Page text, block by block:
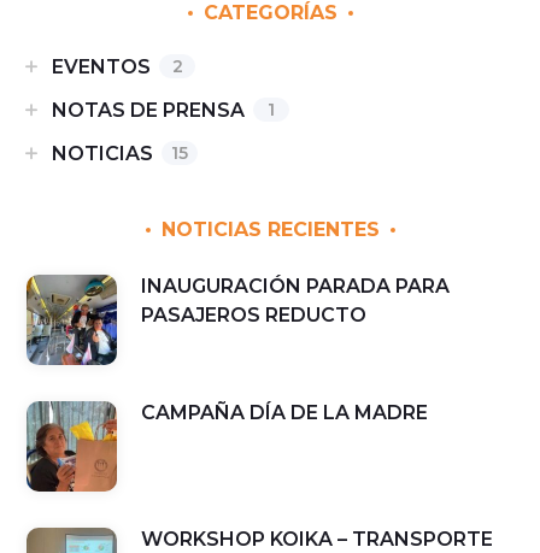
CATEGORÍAS
EVENTOS 2
NOTAS DE PRENSA 1
NOTICIAS 15
NOTICIAS RECIENTES
INAUGURACIÓN PARADA PARA
PASAJEROS REDUCTO
CAMPAÑA DÍA DE LA MADRE
WORKSHOP KOIKA – TRANSPORTE